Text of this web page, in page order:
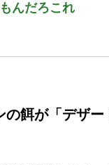
んだろこれ
餌が「デザ